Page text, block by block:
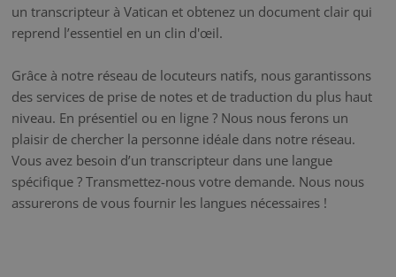
un transcripteur à Vatican et obtenez un document clair qui
reprend l’essentiel en un clin d'œil.
Grâce à notre réseau de locuteurs natifs, nous garantissons
des services de prise de notes et de traduction du plus haut
niveau. En présentiel ou en ligne ? Nous nous ferons un
plaisir de chercher la personne idéale dans notre réseau.
Vous avez besoin d’un transcripteur dans une langue
spécifique ? Transmettez-nous votre demande. Nous nous
assurerons de vous fournir les langues nécessaires !